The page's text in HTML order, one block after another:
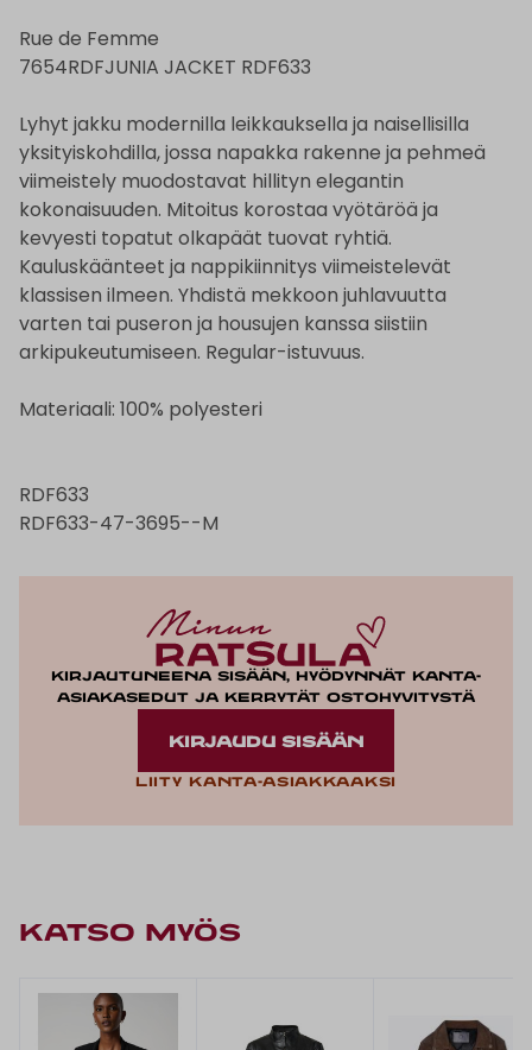
Rue de Femme
7654RDFJUNIA JACKET RDF633
Lyhyt jakku modernilla leikkauksella ja naisellisilla
yksityiskohdilla, jossa napakka rakenne ja pehmeä
viimeistely muodostavat hillityn elegantin
kokonaisuuden. Mitoitus korostaa vyötäröä ja
kevyesti topatut olkapäät tuovat ryhtiä.
Kauluskäänteet ja nappikiinnitys viimeistelevät
klassisen ilmeen. Yhdistä mekkoon juhlavuutta
varten tai puseron ja housujen kanssa siistiin
arkipukeutumiseen. Regular-istuvuus.
Materiaali: 100% polyesteri
RDF633
RDF633-47-3695--M
Kirjautuneena sisään, hyödynnät kanta-
asiakasedut ja kerrytät ostohyvitystä
KIRJAUDU SISÄÄN
Liity kanta-asiakkaaksi
KATSO MYÖS